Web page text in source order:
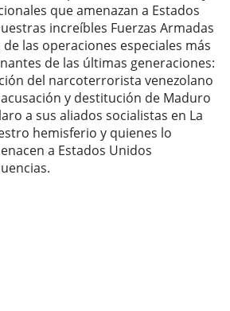
que amenazan a Estados
increíbles Fuerzas Armadas
las operaciones especiales más
de las últimas generaciones:
del narcoterrorista venezolano
y destitución de Maduro
a sus aliados socialistas en La
hemisferio y quienes lo
a Estados Unidos